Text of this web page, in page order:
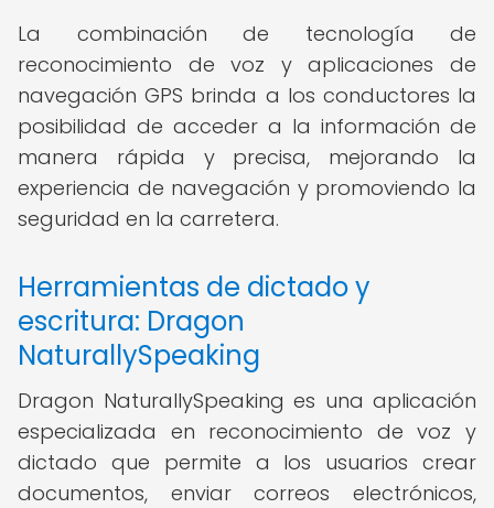
La combinación de tecnología de
reconocimiento de voz y aplicaciones de
navegación GPS brinda a los conductores la
posibilidad de acceder a la información de
manera rápida y precisa, mejorando la
experiencia de navegación y promoviendo la
seguridad en la carretera.
Herramientas de dictado y
escritura: Dragon
NaturallySpeaking
Dragon NaturallySpeaking es una aplicación
especializada en reconocimiento de voz y
dictado que permite a los usuarios crear
documentos, enviar correos electrónicos,